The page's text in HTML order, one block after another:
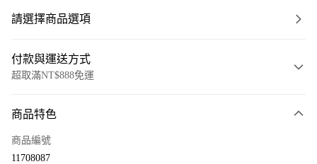
請選擇商品選項
付款與運送方式
超取滿NT$888免運
信用卡一次付款
商品特色
商品編號
11708087